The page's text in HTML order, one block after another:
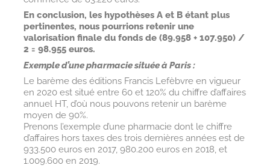
En conclusion, les hypothèses A et B étant plus
pertinentes, nous pourrions retenir une
valorisation finale du fonds de (89.958 + 107.950) /
2 = 98.955 euros.
Exemple d’une pharmacie située à Paris :
Le barème des éditions Francis Lefèbvre en vigueur
en 2020 est situé entre 60 et 120% du chiffre d’affaires
annuel HT, d’où nous pouvons retenir un barème
moyen de 90%.
Prenons l’exemple d’une pharmacie dont le chiffre
d’affaires hors taxes des trois dernières années est de
933.500 euros en 2017, 980.200 euros en 2018, et
1.009.600 en 2019.